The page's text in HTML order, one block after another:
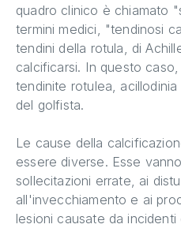
quadro clinico è chiamato
termini medici, "tendinosi
tendini della rotula, di
calcificarsi. In questo
tendinite rotulea,
del golfista.
Le cause della
essere diverse. Esse
sollecitazioni errate, ai
all'invecchiamento e ai
lesioni causate da